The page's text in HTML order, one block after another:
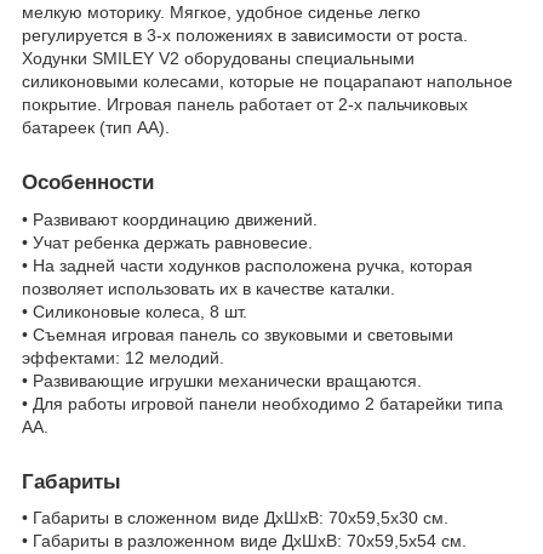
мелкую моторику. Мягкое, удобное сиденье легко
регулируется в 3-х положениях в зависимости от роста.
Ходунки SMILEY V2 оборудованы специальными
силиконовыми колесами, которые не поцарапают напольное
покрытие. Игровая панель работает от 2-х пальчиковых
батареек (тип АА).
Особенности
• Развивают координацию движений.
• Учат ребенка держать равновесие.
• На задней части ходунков расположена ручка, которая
позволяет использовать их в качестве каталки.
• Силиконовые колеса, 8 шт.
• Съемная игровая панель со звуковыми и световыми
эффектами: 12 мелодий.
• Развивающие игрушки механически вращаются.
• Для работы игровой панели необходимо 2 батарейки типа
АА.
Габариты
• Габариты в сложенном виде ДхШхВ: 70х59,5х30 см.
• Габариты в разложенном виде ДхШхВ: 70х59,5х54 см.